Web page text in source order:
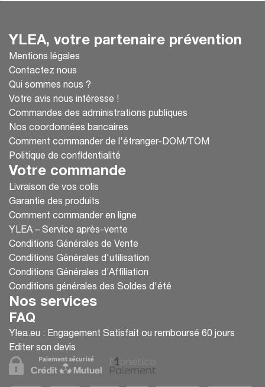
YLEA, votre partenaire prévention
Mentions légales
Contactez nous
Qui sommes nous ?
Votre avis nous intéresse !
Commandes des administrations publiques
Nos coordonnées bancaires
Comment commander de l'étranger-DOM/TOM
Politique de confidentialité
Votre commande
Livraison de vos colis
Garantie des produits
Comment commander en ligne
YLEA – Service après-vente
Conditions Générales de Vente
Conditions Générales d'utilisation
Conditions Générales d’Affiliation
Conditions générales des Soldes d'été
Nos services
FAQ
Ylea.eu : Engagement Satisfait ou remboursé 60 jours
Editer son devis